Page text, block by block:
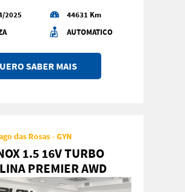
2025
44631 Km
AUTOMATICO
SABER MAIS
das Rosas - GYN
1.5 16V TURBO
PREMIER AWD